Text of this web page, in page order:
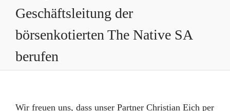
Geschäftsleitung der
börsenkotierten The Native SA
berufen
Wir freuen uns, dass unser Partner Christian Eich per